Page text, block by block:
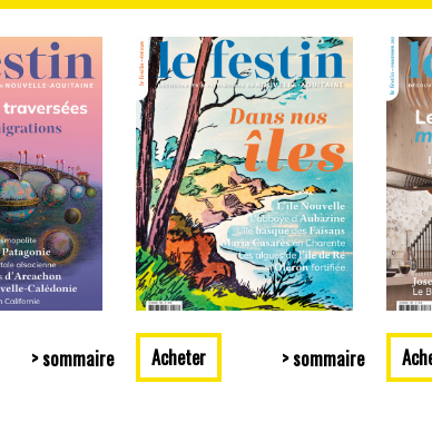
> sommaire > sommaire
Acheter